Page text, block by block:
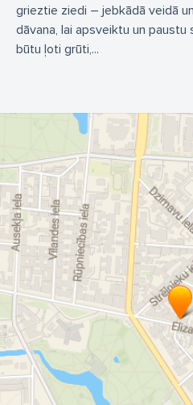
grieztie ziedi – jebkādā veidā
dāvana, lai apsveiktu un paustu
būtu ļoti grūti,...